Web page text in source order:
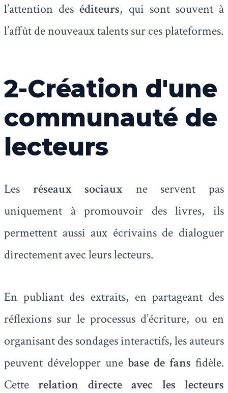
l’attention deséditeurs, qui sont souvent à
l’affût de nouveaux talents sur ces plateformes.
2-Création d'une
communauté de
lecteurs
Les réseaux sociaux ne servent pas
uniquement à promouvoir des livres, ils
permettent aussi aux écrivains de dialoguer
directement avec leurs lecteurs.
En publiant des extraits, en partageant des
réflexions sur le processus d’écriture, ou en
organisant des sondages interactifs, les auteurs
peuvent développer une base de fans fidèle.
Cetterelation directe avec les lecteurs